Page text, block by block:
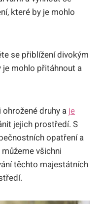
které by je mohlo
se přiblížení divokým
mohlo přitáhnout a
druhy a je
jejich prostředí. S
opatření a
všichni
těchto majestátních